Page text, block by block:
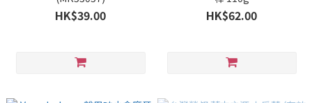
HK$39.00 HK$62.00